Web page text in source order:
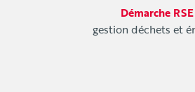
Démarche RSE
gestion déchets et